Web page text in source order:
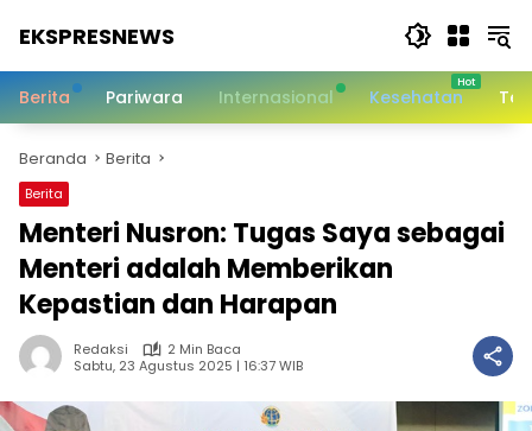
EKSPRESNEWS
Dalam
Berita Pariwara Internasional Kesehatan
Beranda Berita
Berita
Menteri Nusron: Tugas Saya sebagai
Menteri adalah Memberikan
Kepastian dan Harapan
Redaksi
2 Min Baca
Sabtu, 23 Agustus 2025 | 16:37 WIB